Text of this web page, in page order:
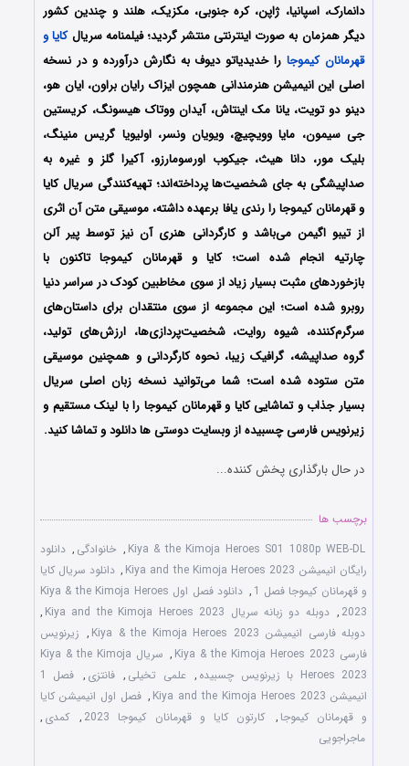
دانمارک، اسپانیا، ژاپن، کره جنوبی، مکزیک، هلند و چندین کشور
دیگر همزمان به صورت اینترنتی منتشر گردید؛ فیلمنامه سریالکایا و
قهرمانان کیموجا را خدیدیاتو دیوف به نگارش درآورده و در نسخه
اصلی این انیمیشن هنرمندانی همچون ایزاک رایان براون، ایان هو،
دینو دو تویت، یانا مک اینتاش، آیدان ووتاک هیسونگ، کریستین
جی سیمون، مایا وویچیچ، ویویان ونسر، اولیویا گریس منینگ،
بلیک مور، دانا هیث، جیکوب اورسومارزو، آکیرا گلز و غیره به
صداپیشگی به جای شخصیت‌ها پرداخته‌‌اند؛ تهیه‌کنندگی سریالکایا
و قهرمانان کیموجارا رندی یافا برعهده داشته، موسیقی متن آن اثری
از تیبو اگیمن می‌باشد و کارگردانی هنری آن نیز توسط پیر آلن
چارتیه انجام شده است؛کایا و قهرمانان کیموجاتاکنون با
بازخوردهای مثبت بسیار زیاد از سوی مخاطبین کودک در سراسر دنیا
روبرو شده است؛ این مجموعه از سوی منتقدان برای داستان‌های
سرگرم‌کننده، شیوه روایت، شخصیت‌پردازی‌ها، ارزش‌های تولید،
گروه صداپیشه، گرافیک زیبا، نحوه کارگردانی و همچنین موسیقی
متن ستوده شده است؛ شما می‌توانید نسخه زبان اصلی سریال
بسیار جذاب و تماشاییکایا و قهرمانان کیموجا را با لینک مستقیم و
زیرنویس فارسی چسبیده از وبسایت دوستی ها دانلود و تماشا کنید.
در حال بارگذاری پخش کننده...
برچسب ها
Kiya & the Kimoja Heroes S01 1080p WEB-DL
, خانوادگی , دانلود
رایگان انیمیشن Kiya and the Kimoja Heroes 2023
, دانلود سریال کایا
و قهرمانان کیموجا فصل 1
,
دانلود فصل اول Kiya & the Kimoja Heroes
2023
, دوبله دو زبانه سریال Kiya and the Kimoja Heroes 2023
,
دوبله فارسی انیمیشن Kiya & the Kimoja Heroes 2023
, زیرنویس
فارسی Kiya & the Kimoja Heroes 2023
,
سریال Kiya & the Kimoja
Heroes 2023 با زیرنویس چسبیده
, علمی تخیلی , فانتزی ,
فصل 1
انیمیشن Kiya and the Kimoja Heroes 2023
, فصل اول انیمیشن کایا
و قهرمانان کیموجا , کارتون کایا و قهرمانان کیموجا 2023 , کمدی ,
ماجراجویی